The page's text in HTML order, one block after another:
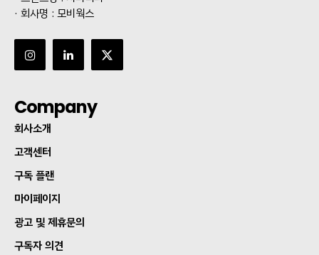
· 회사명 : 모비웍스
Company
회사소개
고객센터
구독 플랜
마이페이지
광고 및 제휴문의
구독자 의견